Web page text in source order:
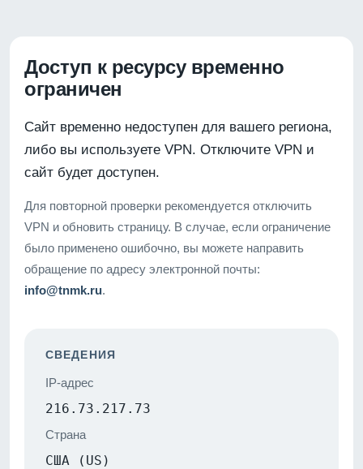
Доступ к ресурсу временно
ограничен
Сайт временно недоступен для вашего региона,
либо вы используете VPN. Отключите VPN и
сайт будет доступен.
Для повторной проверки рекомендуется отключить
VPN и обновить страницу. В случае, если ограничение
было применено ошибочно, вы можете направить
обращение по адресу электронной почты:
info@tnmk.ru.
СВЕДЕНИЯ
IP-адрес
216.73.217.73
Страна
США (US)